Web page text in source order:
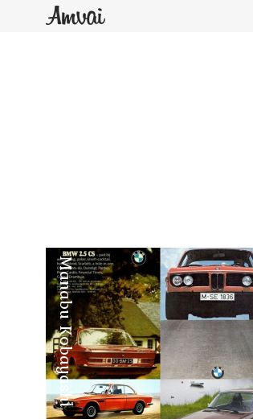
Manabu Kobayashi